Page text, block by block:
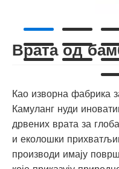
Врата од
Као изворна фабрика
Камуланг нуди
дрвених врата за
и еколошки
производи имају